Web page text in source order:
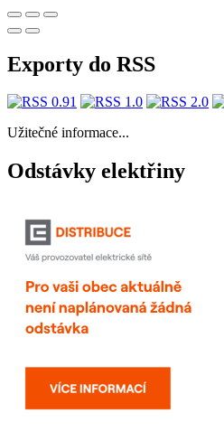
Exporty do RSS
Užitečné informace...
Odstávky elektřiny